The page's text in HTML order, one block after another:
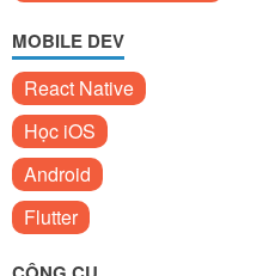
MOBILE DEV
React Native
Học iOS
Android
Flutter